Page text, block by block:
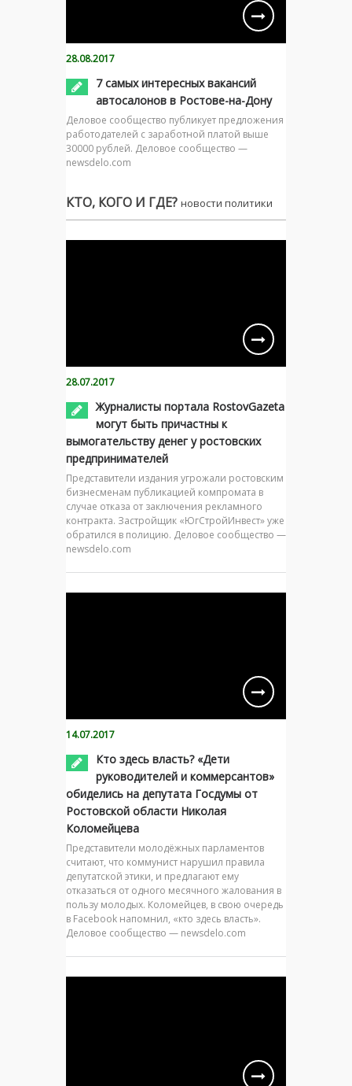
28.08.2017
7 самых интересных вакансий
автосалонов в Ростове-на-Дону
Деловое сообщество публикует предложения
работодателей с заработной платой выше
30000 рублей. Деловое сообщество —
newsdelo.com
КТО, КОГО И ГДЕ? новости политики
28.07.2017
Журналисты портала RostovGazeta
могут быть причастны к
вымогательству денег у ростовских
предпринимателей
Представители издания угрожали ростовским
бизнесменам публикацией компромата в
случае отказа от заключения рекламного
контракта. Застройщик «ЮгСтройИнвест» уже
обратился в полицию. Деловое сообщество —
newsdelo.com
14.07.2017
Кто здесь власть? «Дети
руководителей и коммерсантов»
обиделись на депутата Госдумы от
Ростовской области Николая
Коломейцева
Представители молодёжных парламентов
считают, что коммунист нарушил правила
депутатской этики, и предлагают ему
отказаться от одного месячного жалования в
пользу молодых. Коломейцев, в свою очередь
в Facebook напомнил, «кто здесь власть».
Деловое сообщество — newsdelo.com